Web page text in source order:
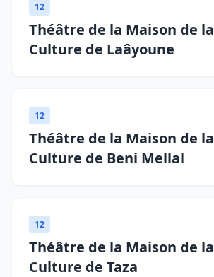
12
Théâtre de la Maison de la
Culture de Laâyoune
12
Théâtre de la Maison de la
Culture de Beni Mellal
12
Théâtre de la Maison de la
Culture de Taza